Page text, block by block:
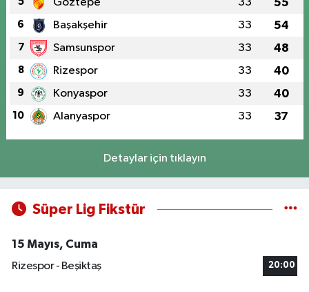
Göztepe 33 55
6 Başakşehir 33 54
7 Samsunspor 33 48
8 Rizespor 33 40
9 Konyaspor 33 40
10 Alanyaspor 33 37
Detaylar için tıklayın
Süper Lig Fikstür
15 Mayıs, Cuma
Rizespor - Beşiktaş
20:00